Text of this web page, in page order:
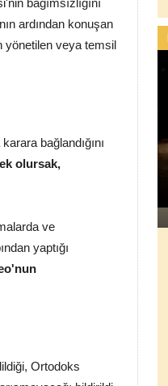
bağımsızlığını
ardından konuşan
yönetilen veya temsil
bağlandığını
olursak,
ve
yaptığı
Ortodoks